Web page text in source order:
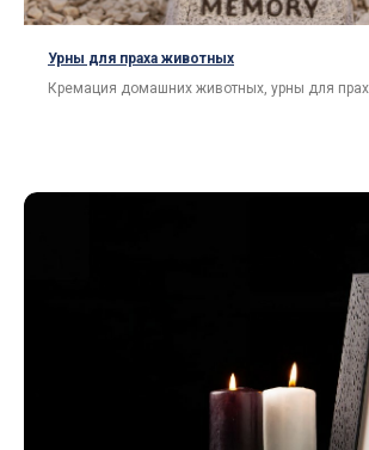
Урны для праха животных
Кремация домашних животных, урны для